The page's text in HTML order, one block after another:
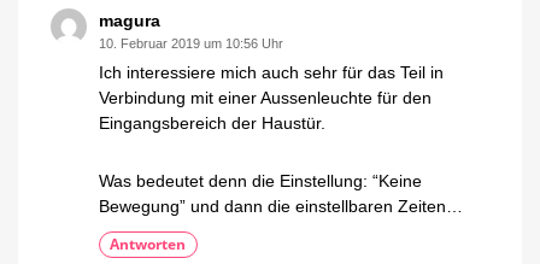
magura
10. Februar 2019 um 10:56 Uhr
Ich interessiere mich auch sehr für das Teil in
Verbindung mit einer Aussenleuchte für den
Eingangsbereich der Haustür.
Was bedeutet denn die Einstellung: “Keine
Bewegung” und dann die einstellbaren Zeiten…
Antworten